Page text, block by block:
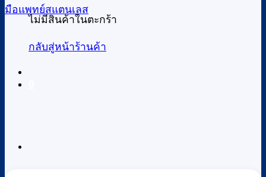
ไม่มีสินค้าในตะกร้า
กลับสู่หน้าร้านค้า
มือแพทย์สแตนเลส